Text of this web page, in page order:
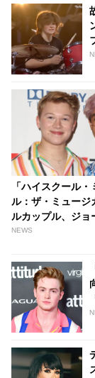
「ハイスクール
ル：ザ・ミュージ
ルカップル、ジョ
ーニ＆フランキー
生活でもラブラブ
［動画あり］ -
NEWS